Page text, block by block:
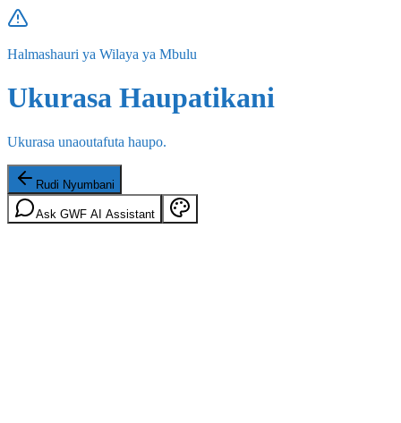
Halmashauri ya Wilaya ya Mbulu
Ukurasa Haupatikani
Ukurasa unaoutafuta haupo.
Rudi Nyumbani
Ask GWF AI Assistant